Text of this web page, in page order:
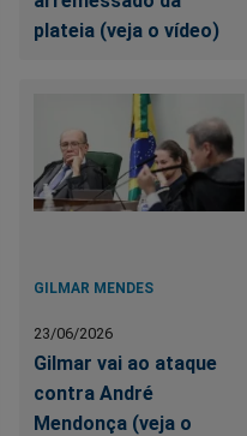
plateia (veja o vídeo)
GILMAR MENDES
23/06/2026
Gilmar vai ao ataque
contra André
Mendonça (veja o